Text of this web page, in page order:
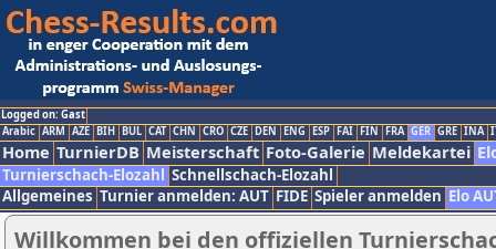
Logged on: Gast
Arabic ARM AZE BIH BUL CAT CHN CRO CZE DEN ENG ESP FAI FIN FRA GER GRE INA
Home TurnierDB Meisterschaft Foto-Galerie Meldekartei
Turnierschach-Elozahl Schnellschach-Elozahl
Allgemeines Turnier anmelden: AUT FIDE Spieler anmelden Elo
Willkommen bei den offiziellen